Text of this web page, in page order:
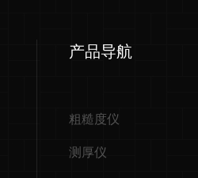
产品导航
粗糙度仪
测厚仪